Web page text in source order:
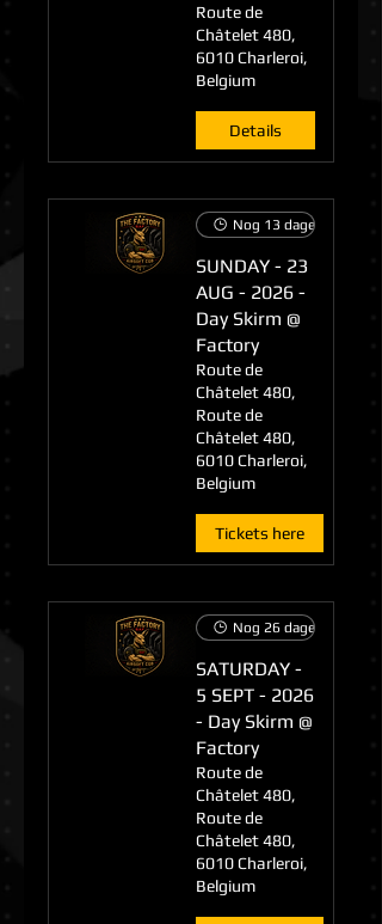
Route de
Châtelet 480,
6010 Charleroi,
Belgium
Details
Nog 13 dagen tot het
SUNDAY - 23
AUG - 2026 -
Day Skirm @
Factory
Route de
Châtelet 480,
Route de
Châtelet 480,
6010 Charleroi,
Belgium
Tickets here
Nog 26 dagen tot het
SATURDAY -
5 SEPT - 2026
- Day Skirm @
Factory
Route de
Châtelet 480,
Route de
Châtelet 480,
6010 Charleroi,
Belgium